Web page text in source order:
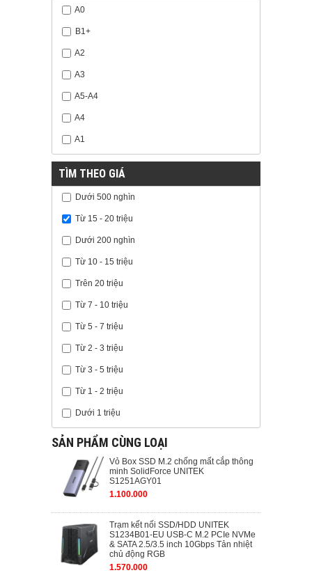
A0
B1+
A2
A3
A5-A4
A4
A1
TÌM THEO GIÁ
Dưới 500 nghìn
Từ 15 - 20 triệu
Dưới 200 nghìn
Từ 10 - 15 triệu
Trên 20 triệu
Từ 7 - 10 triệu
Từ 5 - 7 triệu
Từ 2 - 3 triệu
Từ 3 - 5 triệu
Từ 1 - 2 triệu
Dưới 1 triệu
SẢN PHẨM CÙNG LOẠI
Vỏ Box SSD M.2 chống mất cắp thông
minh SolidForce UNITEK
S1251AGY01
1.100.000
Trạm kết nối SSD/HDD UNITEK
S1234B01-EU USB-C M.2 PCIe NVMe
& SATA 2.5/3.5 inch 10Gbps Tản nhiệt
chủ động RGB
1.570.000